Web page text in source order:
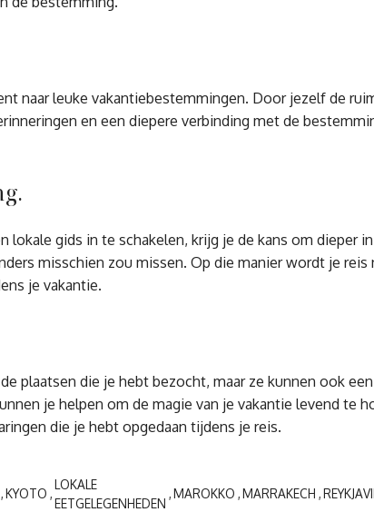
naar leuke vakantiebestemmingen. Door jezelf de
en een diepere verbinding met de
gids in te schakelen, krijg je de kans om dieper
misschien zou missen. Op die manier wordt je
je vakantie.
plaatsen die je hebt bezocht, maar ze kunnen ook
je helpen om de magie van je vakantie levend te
die je hebt opgedaan tijdens je reis.
KYOTO
LOKALE
EETGELEGENHEDEN
MAROKKO MARRAKECH